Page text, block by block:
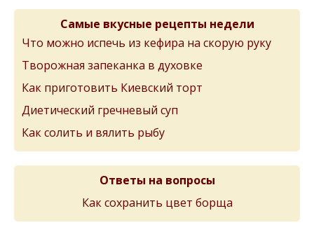
Самые вкусные рецепты недели
Что можно испечь из кефира на скорую руку
Творожная запеканка в духовке
Как приготовить Киевский торт
Диетический гречневый суп
Как солить и вялить рыбу
Ответы на вопросы
Как сохранить цвет борща